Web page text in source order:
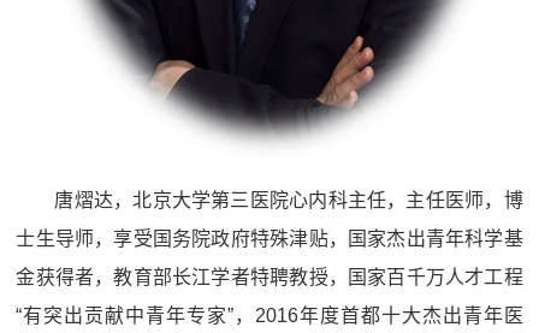
唐熠达，北京大学第三医院心内科主任，主任医师，博
士生导师，享受国务院政府特殊津贴，国家杰出青年科学基
金获得者，教育部长江学者特聘教授，国家百千万人才工程
“有突出贡献中青年专家”，2016年度首都十大杰出青年医